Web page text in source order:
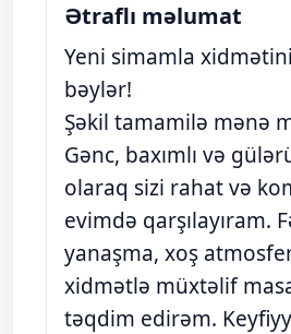
Ətraflı məlumat
Yeni simamla
bəylər!
Şəkil tamamilə mənə
Gənc, baxımlı və
olaraq sizi rahat və
evimdə qarşılayıram.
yanaşma, xoş
xidmətlə müxtəlif
təqdim edirəm.